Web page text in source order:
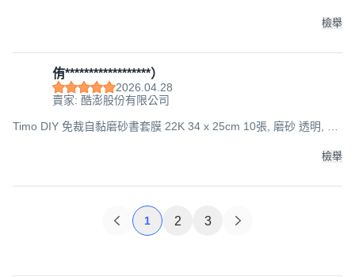
檢舉
侑******************）
2026.04.28
賣家: 酷澎股份有限公司
Timo DIY 免裁自黏磨砂書套膜 22K 34 x 25cm 10張, 磨砂 透明, 1
檢舉
1 2 3